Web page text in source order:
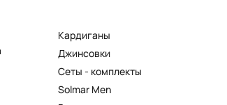
Кардиганы
Джинсовки
Сеты - комплекты
Solmar Men